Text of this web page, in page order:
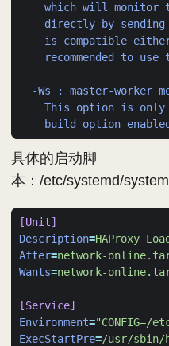
which will monitor
directly by sending
is compatible
recommended to
-Ws : master-worker
This option is only
build option
具体的启动脚
本：/etc/systemd/
[Unit]
Description=HAProxy
After=network-
Wants=network-
[Service]
Environment="CONFIG=/
ExecStartPre=/usr/sbin/